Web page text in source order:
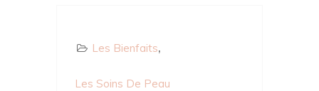
Les Bienfaits
Les Soins De Peau